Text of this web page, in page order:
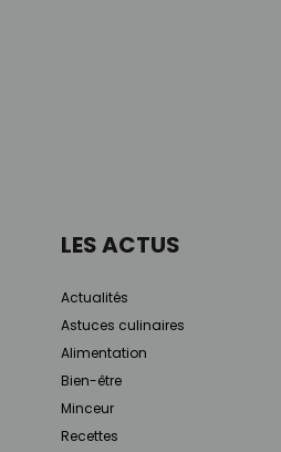
LES ACTUS
Actualités
Astuces culinaires
Alimentation
Bien-être
Minceur
Recettes